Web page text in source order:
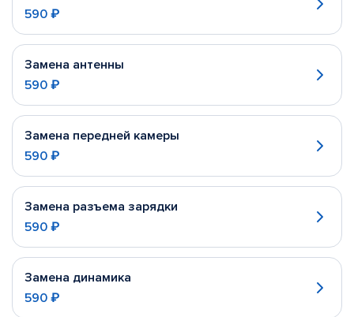
590 ₽
Замена антенны
590 ₽
Замена передней камеры
590 ₽
Замена разъема зарядки
590 ₽
Замена динамика
590 ₽